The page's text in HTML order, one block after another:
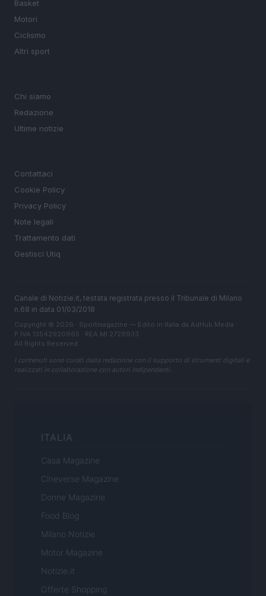
Basket
Motori
Ciclismo
Altri sport
Chi siamo
Redazione
Ultime notizie
Contattaci
Cookie Policy
Privacy Policy
Note legali
Trattamento dati
Gestisci Utiq
Canale di Notizie.it, testata registrata presso il Tribunale di Milano
n.68 in data 01/03/2018
Copyright © 2026 · Sportmagazine — Edito in Italia da AdHub Media
P.IVA 13542920965 · REA MI 2729933
All Rights Reserved
I contenuti sono curati dalla redazione con il supporto di strumenti digitali e
realizzati in collaborazione con autori indipendenti.
ITALIA
Casa Magazine
Cineverse Magazine
Donne Magazine
Food Blog
Milano Notizie
Motor Magazine
Notizie.it
Offerte Shopping